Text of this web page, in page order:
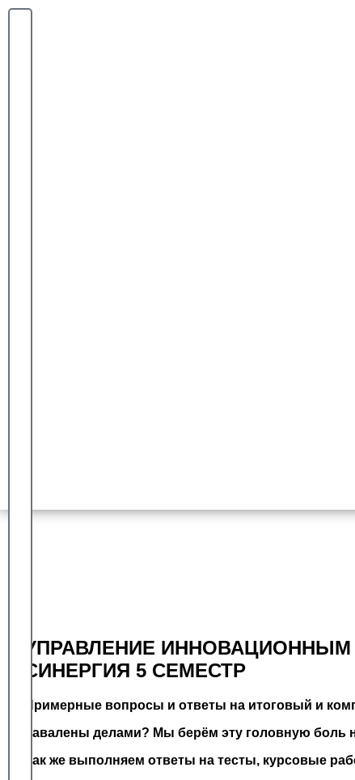
Решение тестов
Университета СИНЕРГИЯ, МТИ, МОИ и МОСАП
Узнай стоимость - это бесплатно! ЖМИ
Гарантия сдачи
УПРАВЛЕНИЕ
СИНЕРГИЯ 5 СЕМЕСТР
Примерные вопросы и ответы на итоговый и
Завалены делами? Мы берём эту головную боль
Так же выполняем ответы на тесты, курсовые